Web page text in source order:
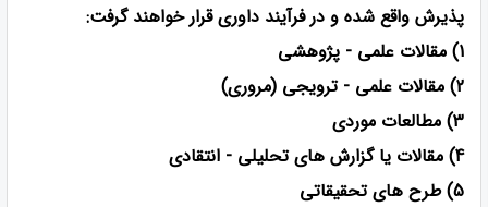
پذیرش واقع شده و در فرآیند داوری قرار خواهند گرفت:
1) مقالات علمی - پژوهشی
2) مقالات علمی - ترویجی (مروری)
3) مطالعات موردی
4) مقالات یا گزارش های تحلیلی - انتقادی
5) طرح های تحقیقاتی